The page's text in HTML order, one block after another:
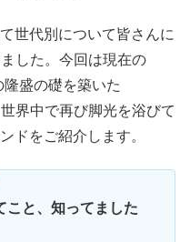
世代別について皆さんに
した。今回は現在の
盛の礎を築いた
界中で再び脚光を浴びて
ドをご紹介します。
こと、知ってました